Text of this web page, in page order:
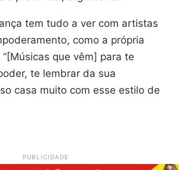
tem tudo a ver com artistas
como a própria
que vêm] para te
te lembrar da sua
casa muito com esse estilo de
PUBLICIDADE